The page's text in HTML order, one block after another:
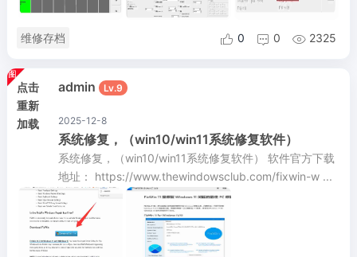
维修存档  0  0  2325
点击
重新
加载
admin Lv.9
2025-12-8
系统修复，（win10/win11系统修复软件）
系统修复，（win10/win11系统修复软件） 软件官方下载
地址： https://www.thewindowsclub.com/fixwin-w ...